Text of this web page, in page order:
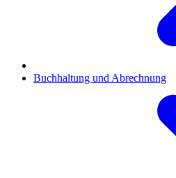
Buchhaltung und Abrechnung